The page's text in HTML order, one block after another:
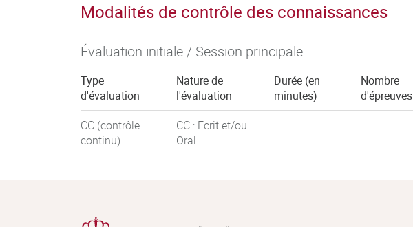
Modalités de contrôle des connaissances
Évaluation initiale / Session principale
Type
d'évaluation
Nature de
l'évaluation
Durée (en
minutes)
Nombre
d'épreuves
CC (contrôle
continu)
CC : Ecrit et/ou
Oral